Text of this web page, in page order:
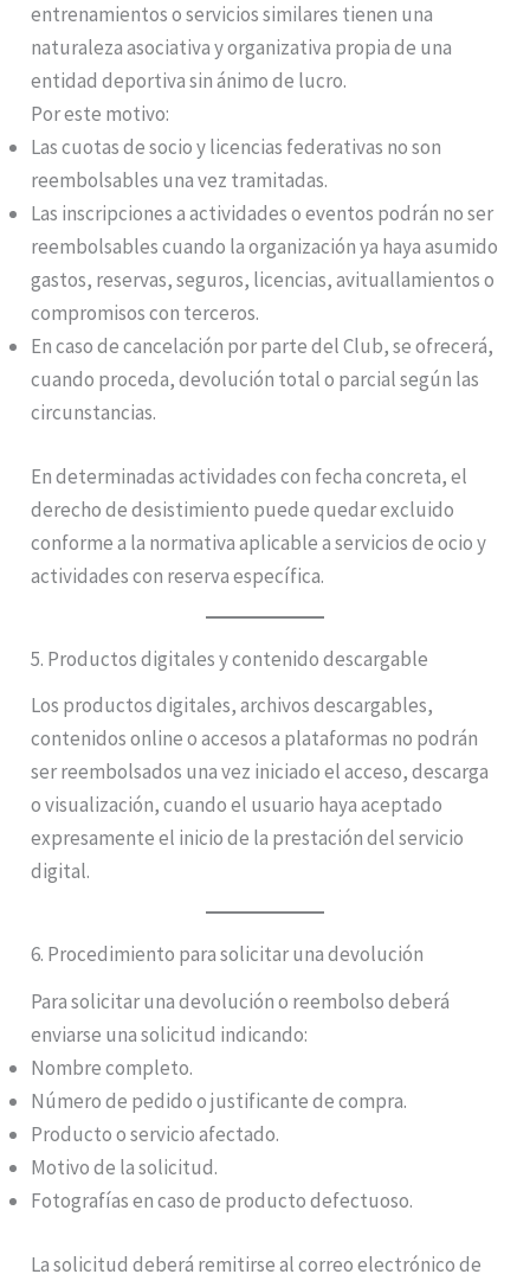
entrenamientos o servicios similares tienen una
naturaleza asociativa y organizativa propia de una
entidad deportiva sin ánimo de lucro.
Por este motivo:
Las cuotas de socio y licencias federativas no son
reembolsables una vez tramitadas.
Las inscripciones a actividades o eventos podrán no ser
reembolsables cuando la organización ya haya asumido
gastos, reservas, seguros, licencias, avituallamientos o
compromisos con terceros.
En caso de cancelación por parte del Club, se ofrecerá,
cuando proceda, devolución total o parcial según las
circunstancias.
En determinadas actividades con fecha concreta, el
derecho de desistimiento puede quedar excluido
conforme a la normativa aplicable a servicios de ocio y
actividades con reserva específica.
5. Productos digitales y contenido descargable
Los productos digitales, archivos descargables,
contenidos online o accesos a plataformas no podrán
ser reembolsados una vez iniciado el acceso, descarga
o visualización, cuando el usuario haya aceptado
expresamente el inicio de la prestación del servicio
digital.
6. Procedimiento para solicitar una devolución
Para solicitar una devolución o reembolso deberá
enviarse una solicitud indicando:
Nombre completo.
Número de pedido o justificante de compra.
Producto o servicio afectado.
Motivo de la solicitud.
Fotografías en caso de producto defectuoso.
La solicitud deberá remitirse al correo electrónico de